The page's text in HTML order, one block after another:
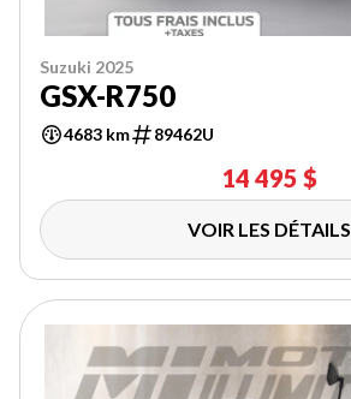
Suzuki 2025
GSX-R750
4683 km 89462U
14 495 $
VOIR LES DÉTAILS